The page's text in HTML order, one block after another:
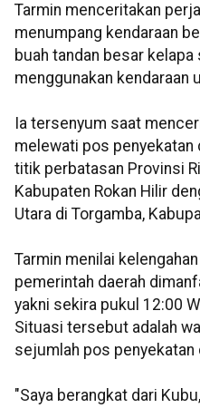
Tarmin menceritakan
menumpang kendaraan
buah tandan besar
menggunakan kendaraan
Ia tersenyum saat
melewati pos penyekatan
titik perbatasan Provinsi
Kabupaten Rokan Hilir
Utara di Torgamba,
Tarmin menilai
pemerintah daerah
yakni sekira pukul 12:00
Situasi tersebut adalah
sejumlah pos penyekatan
"Saya berangkat dari